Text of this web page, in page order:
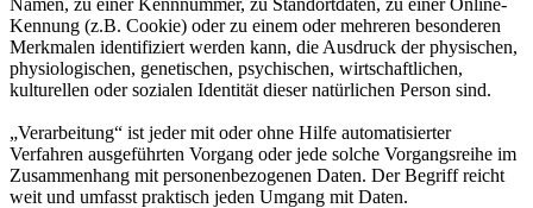
Kennung (z.B. Cookie) oder zu einem oder mehreren besonderen
Merkmalen identifiziert werden kann, die Ausdruck der physischen,
physiologischen, genetischen, psychischen, wirtschaftlichen,
kulturellen oder sozialen Identität dieser natürlichen Person sind.
„Verarbeitung“ ist jeder mit oder ohne Hilfe automatisierter
Verfahren ausgeführten Vorgang oder jede solche Vorgangsreihe im
Zusammenhang mit personenbezogenen Daten. Der Begriff reicht
weit und umfasst praktisch jeden Umgang mit Daten.